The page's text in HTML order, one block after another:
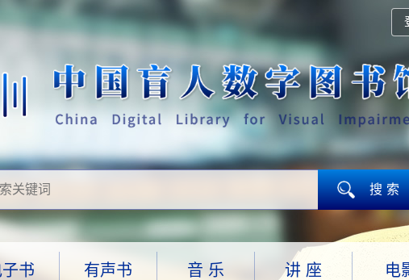
搜索
书 有声书 音 乐 讲 座 电